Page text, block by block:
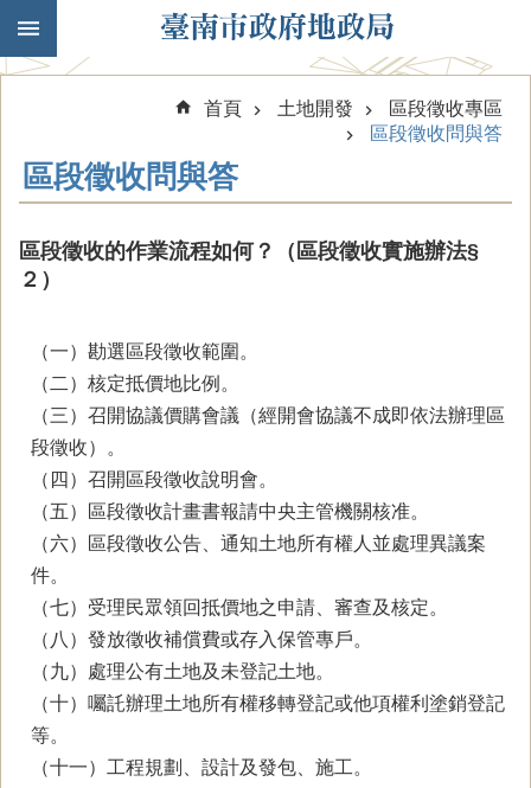
跳到主要內容區塊
首頁 土地開發
區段徵收專區
區段徵收問與答
區段徵收問與答
區段徵收的作業流程如何？（區段徵收實施辦法§
２）
（一）勘選區段徵收範圍。
（二）核定抵價地比例。
（三）召開協議價購會議（經開會協議不成即依法辦理區
段徵收）。
（四）召開區段徵收說明會。
（五）區段徵收計畫書報請中央主管機關核准。
（六）區段徵收公告、通知土地所有權人並處理異議案
件。
（七）受理民眾領回抵價地之申請、審查及核定。
（八）發放徵收補償費或存入保管專戶。
（九）處理公有土地及未登記土地。
（十）囑託辦理土地所有權移轉登記或他項權利塗銷登記
等。
（十一）工程規劃、設計及發包、施工。